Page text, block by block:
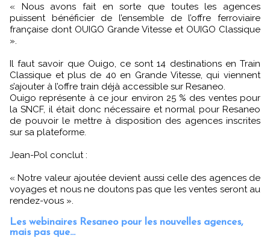
« Nous avons fait en sorte que toutes les agences
puissent bénéficier de l’ensemble de l’offre ferroviaire
française dont OUIGO Grande Vitesse et OUIGO Classique
».
Il faut savoir que Ouigo, ce sont 14 destinations en Train
Classique et plus de 40 en Grande Vitesse, qui viennent
s’ajouter à l’offre train déjà accessible sur Resaneo.
Ouigo représente à ce jour environ 25 % des ventes pour
la SNCF, il était donc nécessaire et normal pour Resaneo
de pouvoir le mettre à disposition des agences inscrites
sur sa plateforme.
Jean-Pol conclut :
« Notre valeur ajoutée devient aussi celle des agences de
voyages et nous ne doutons pas que les ventes seront au
rendez-vous ».
Les webinaires Resaneo pour les nouvelles agences,
mais pas que...